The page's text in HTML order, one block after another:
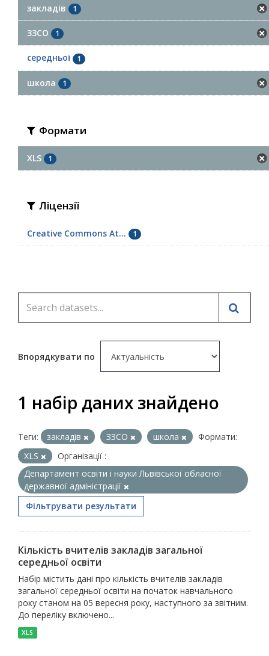
закладів 1
ЗЗСО 1
середньої 1
школа 1
Формати
XLS 1
Ліцензії
Creative Commons At... 1
Впорядкувати по
1 набір даних знайдено
Теги: закладів ЗЗСО школа
Формати:
XLS
Організації :
Департамент освіти і науки Львівської обласної
державної адміністрації
Фільтрувати результати
Кількість вчителів закладів загальної
середньої освіти
Набір містить дані про кількість вчителів закладів
загальної середньої освіти на початок навчального
року станом на 05 вересня року, наступного за звітним.
До переліку включено...
XLS